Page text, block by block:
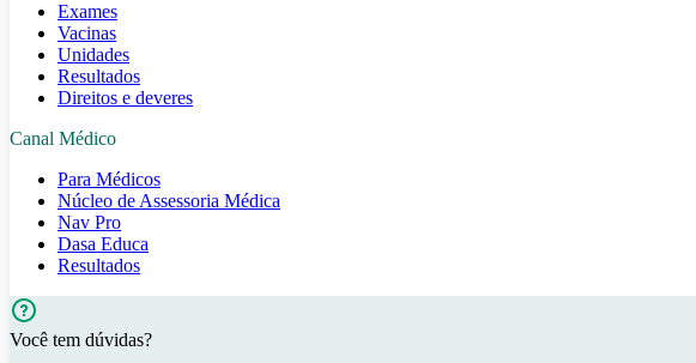
Exames
Vacinas
Unidades
Resultados
Direitos e deveres
Canal Médico
Para Médicos
Núcleo de Assessoria Médica
Nav Pro
Dasa Educa
Resultados
Você tem dúvidas?